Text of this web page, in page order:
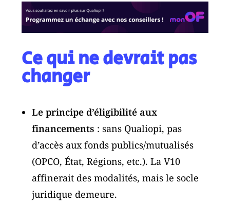
Ce qui ne devrait pas
changer
Le principe d’éligibilité aux
financements : sans Qualiopi, pas
d’accès aux fonds publics/mutualisés
(OPCO, État, Régions, etc.). La V10
affinerait des modalités, mais le socle
juridique demeure.